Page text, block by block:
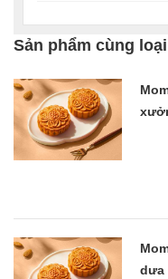
Sản phẩm cùng loại
dưa